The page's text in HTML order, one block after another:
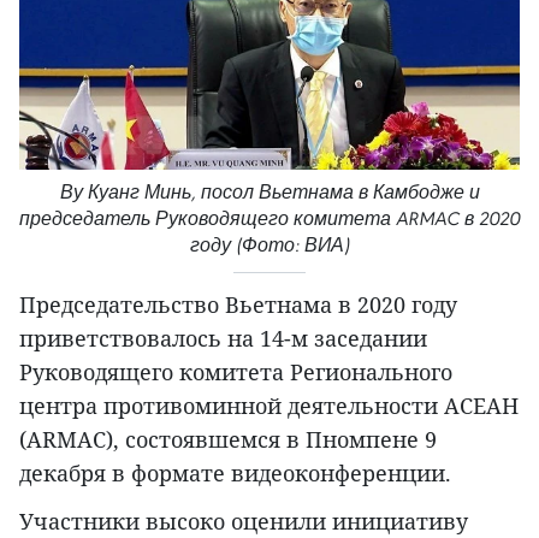
Ву Куанг Минь, посол Вьетнама в Камбодже и
председатель Руководящего комитета ARMAC в 2020
году (Фото: ВИА)
Председательство Вьетнама в 2020 году
приветствовалось на 14-м заседании
Руководящего комитета Регионального
центра противоминной деятельности АСЕАН
(ARMAC), состоявшемся в Пномпене 9
декабря в формате видеоконференции.
Участники высоко оценили инициативу